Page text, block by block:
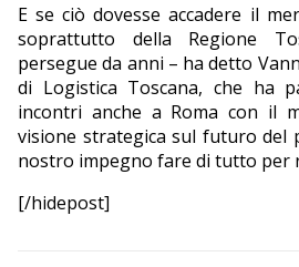
E se ciò dovesse accadere il
soprattutto della Regione
persegue da anni – ha detto
di Logistica Toscana, che ha
incontri anche a Roma con il
visione strategica sul futuro del
nostro impegno fare di tutto per
[/hidepost]